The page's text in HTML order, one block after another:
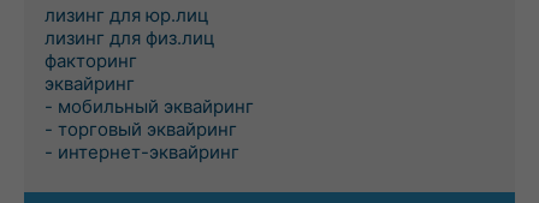
лизинг для юр.лиц
лизинг для физ.лиц
факторинг
эквайринг
- мобильный эквайринг
- торговый эквайринг
- интернет-эквайринг